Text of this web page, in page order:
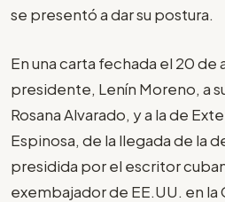
se presentó a dar su postura.
En una carta fechada el 20 de
presidente, Lenín Moreno, a
Rosana Alvarado, y a la de
Espinosa, de la llegada de la
presidida por el escritor
exembajador de EE.UU. en